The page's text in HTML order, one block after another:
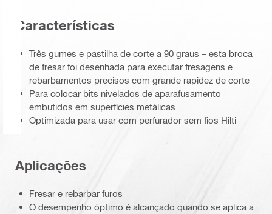
Características
Três gumes e pastilha de corte a 90 graus – esta broca
de fresar foi desenhada para executar fresagens e
rebarbamentos precisos com grande rapidez de corte
Para colocar bits nivelados de aparafusamento
embutidos em superfícies metálicas
Optimizada para usar com perfurador sem fios Hilti
Aplicações
Fresar e rebarbar furos
O desempenho óptimo é alcançado quando se aplica a